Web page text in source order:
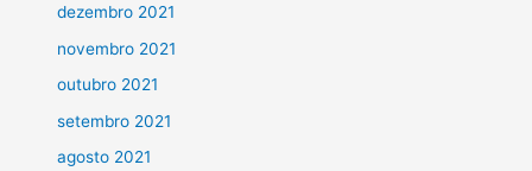
dezembro 2021
novembro 2021
outubro 2021
setembro 2021
agosto 2021